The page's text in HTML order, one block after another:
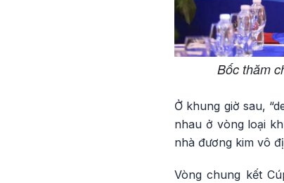
Bốc thăm
Ở khung giờ sau,
nhau ở vòng loại
nhà đương kim vô
Vòng chung kết